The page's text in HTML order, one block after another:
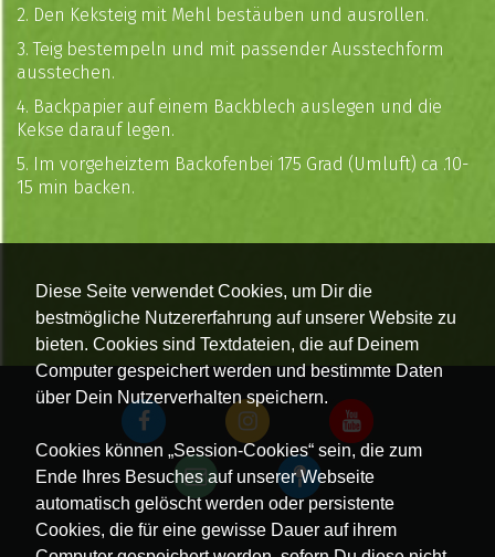
Diese Seite verwendet Cookies, um Dir die
bestmögliche Nutzererfahrung auf unserer Website zu
bieten. Cookies sind Textdateien, die auf Deinem
Computer gespeichert werden und bestimmte Daten
über Dein Nutzerverhalten speichern.
Cookies können „Session-Cookies“ sein, die zum
Ende Ihres Besuches auf unserer Webseite
automatisch gelöscht werden oder persistente
Cookies, die für eine gewisse Dauer auf ihrem
2. Den Keksteig mit Mehl bestäuben und ausrollen.
3. Teig bestempeln und mit passender Ausstechform
ausstechen.
4. Backpapier auf einem Backblech auslegen und die
Kekse darauf legen.
5. Im vorgeheiztem Backofenbei 175 Grad (Umluft) ca .10-
15 min backen.